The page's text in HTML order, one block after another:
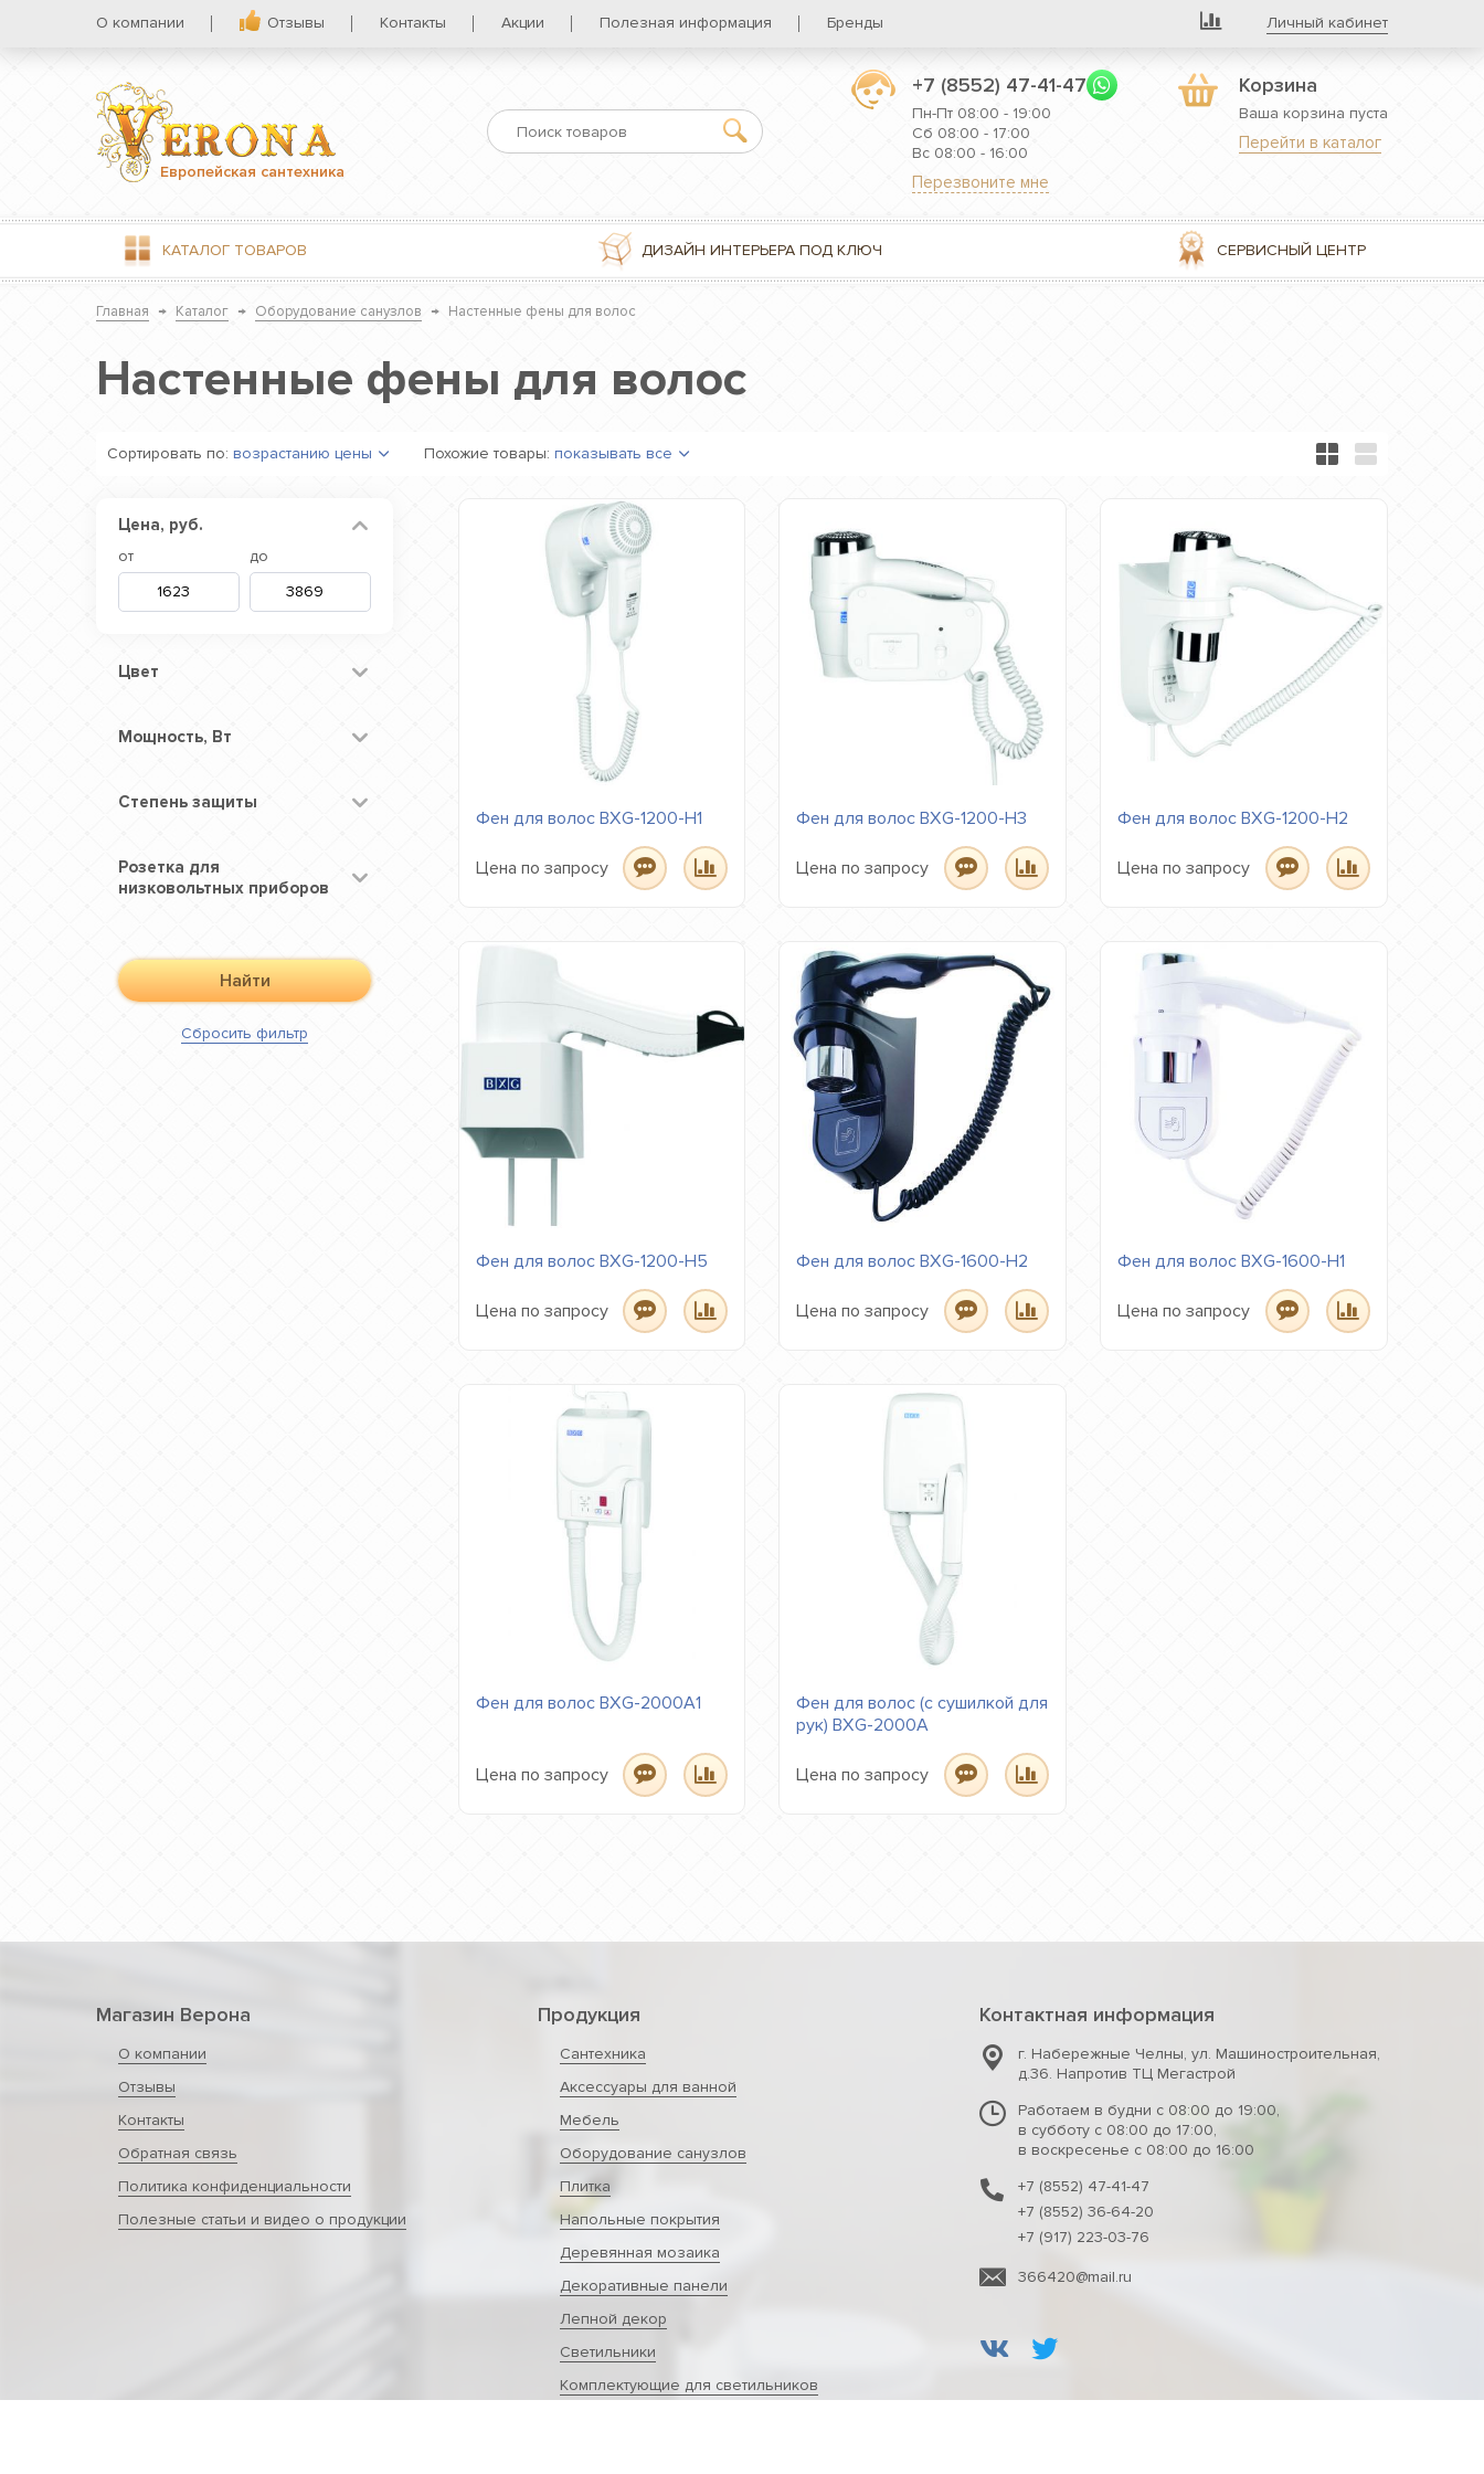
О компании Отзывы Контакты Акции Полезная информация Бренды Личный кабинет
Европейская сантехника
Корзина
Ваша корзина пуста
Перейти в каталог
+7 (8552) 47-41-47
Пн-Пт 08:00 - 19:00
Сб 08:00 - 17:00
Вс 08:00 - 16:00
Перезвоните мне
КАТАЛОГ ТОВАРОВ ДИЗАЙН ИНТЕРЬЕРА ПОД КЛЮЧ СЕРВИСНЫЙ ЦЕНТР
Главная → Каталог → Оборудование санузлов → Настенные фены для волос
Настенные фены для волос
Сортировать по: возрастанию цены Похожие товары: показывать все
Цена, руб.
от до
Цвет
Мощность, Вт
Степень защиты
Розетка для
низковольтных приборов
Найти
Сбросить фильтр
Фен для волос BXG-1200-H1
Цена по запросу
Фен для волос BXG-1200-H3
Цена по запросу
Фен для волос BXG-1200-H2
Цена по запросу
Фен для волос BXG-1200-H5
Цена по запросу
Фен для волос BXG-1600-H2
Цена по запросу
Фен для волос BXG-1600-H1
Цена по запросу
Фен для волос BXG-2000A1
Цена по запросу
Фен для волос (с сушилкой для
рук) BXG-2000A
Цена по запросу
Магазин Верона
О компании
Отзывы
Контакты
Обратная связь
Политика конфиденциальности
Полезные статьи и видео о продукции
Продукция
Сантехника
Аксессуары для ванной
Мебель
Оборудование санузлов
Плитка
Напольные покрытия
Деревянная мозаика
Декоративные панели
Лепной декор
Светильники
Комплектующие для светильников
Контактная информация
г. Набережные Челны, ул. Машиностроительная,
д.36. Напротив ТЦ Мегастрой
Работаем в будни с 08:00 до 19:00,
в субботу с 08:00 до 17:00,
в воскресенье с 08:00 до 16:00
+7 (8552) 47-41-47
+7 (8552) 36-64-20
+7 (917) 223-03-76
366420@mail.ru